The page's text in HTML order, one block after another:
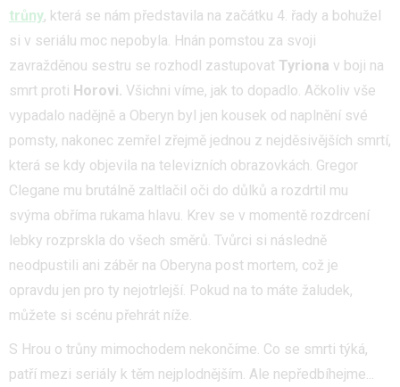
trůny, která se nám představila na začátku 4. řady a bohužel
si v seriálu moc nepobyla. Hnán pomstou za svoji
zavražděnou sestru se rozhodl zastupovat Tyriona v boji na
smrt proti Horovi. Všichni víme, jak to dopadlo. Ačkoliv vše
vypadalo nadějně a Oberyn byl jen kousek od naplnění své
pomsty, nakonec zemřel zřejmě jednou z nejděsivějších smrtí,
která se kdy objevila na televizních obrazovkách. Gregor
Clegane mu brutálně zaltlačil oči do důlků a rozdrtil mu
svýma obříma rukama hlavu. Krev se v momentě rozdrcení
lebky rozprskla do všech směrů. Tvůrci si následně
neodpustili ani záběr na Oberyna post mortem, což je
opravdu jen pro ty nejotrlejší. Pokud na to máte žaludek,
můžete si scénu přehrát níže.
S Hrou o trůny mimochodem nekončíme. Co se smrti týká,
patří mezi seriály k těm nejplodnějším. Ale nepředbíhejme...